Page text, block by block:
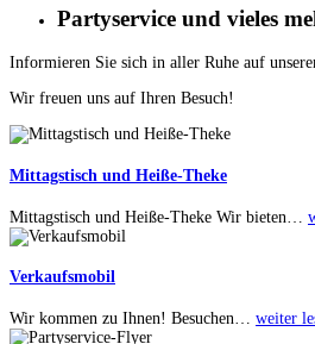
Partyservice und vieles
Informieren Sie sich in aller Ruhe auf
Wir freuen uns auf Ihren Besuch!
Mittagstisch und Heiße-Theke
Mittagstisch und Heiße-Theke Wir bieten
Verkaufsmobil
Wir kommen zu Ihnen! Besuchen weiter